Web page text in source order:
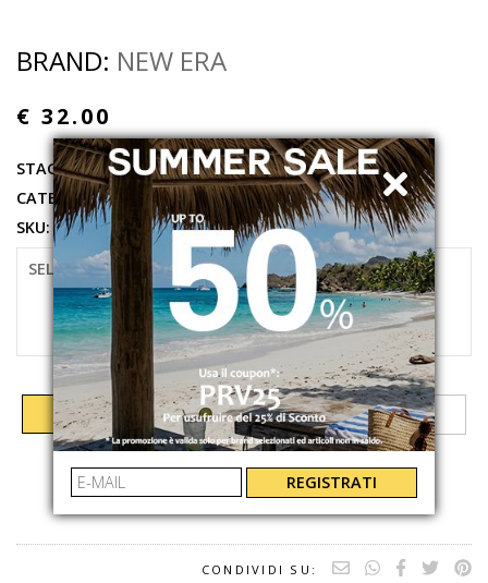
BRAND: NEW ERA
€ 32.00
STAGIONE:
PRIMAVERA ESTATE 2026
CATEGORIE:
ACCESSORI,CAPPELLO
SKU:
60771853
SELEZIONARE LA TAGLIA
UNI
AGGIUNGI AL CARRELLO
CONDIVIDI SU:
REGISTRATI